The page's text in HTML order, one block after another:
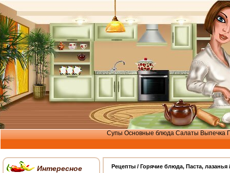
Супы Основные блюда Салаты Выпечка
Рецепты / Горячие блюда, Паста, лазанья
Интересное